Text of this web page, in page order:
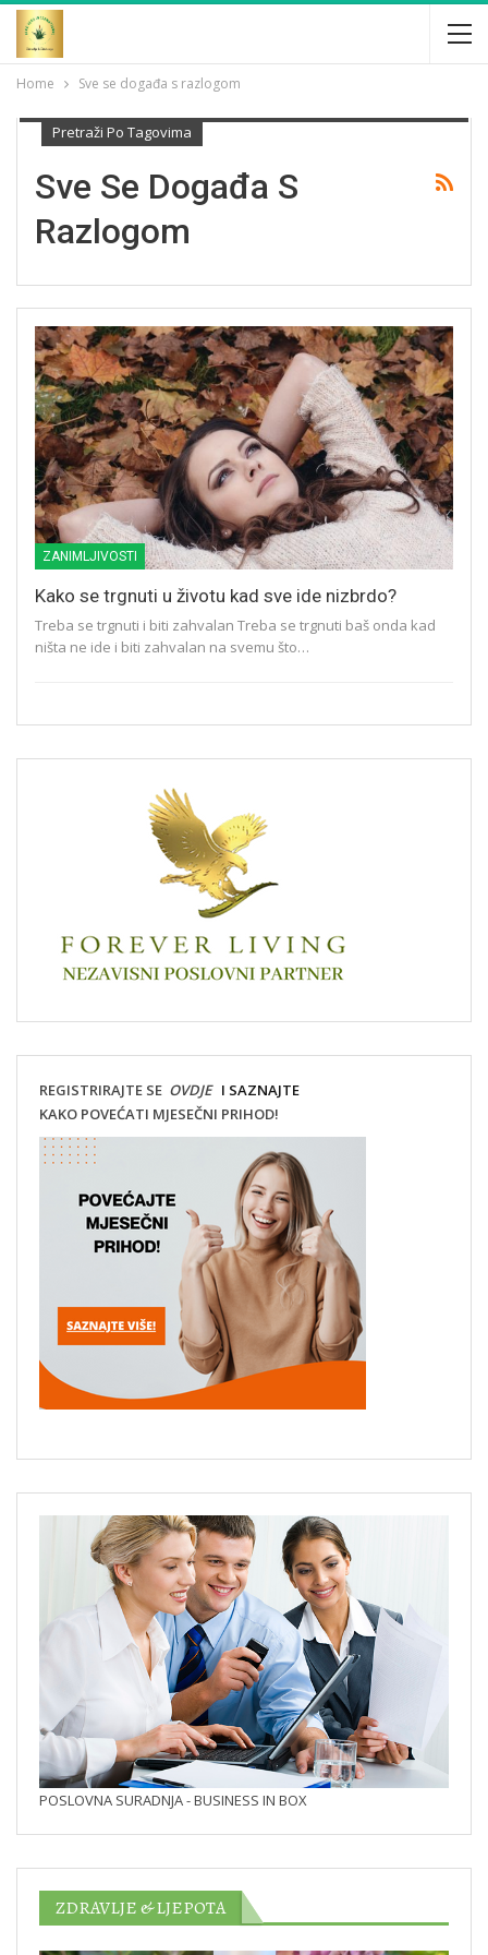
Home Sve se događa s razlogom
Pretraži Po Tagovima
Sve Se Događa S
Razlogom
ZANIMLJIVOSTI
Kako se trgnuti u životu kad sve ide nizbrdo?
Treba se trgnuti i biti zahvalan Treba se trgnuti baš onda kad
ništa ne ide i biti zahvalan na svemu što…
REGISTRIRAJTE SE OVDJEI SAZNAJTE
KAKO POVEĆATI MJESEČNI PRIHOD!
POSLOVNA SURADNJA - BUSINESS IN BOX
ZDRAVLJE & LJEPOTA